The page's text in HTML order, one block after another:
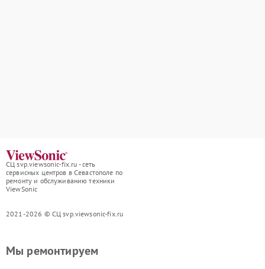
СЦ svp.viewsonic-fix.ru - сеть
сервисных центров в Севастополе по
ремонту и обслуживанию техники
ViewSonic
2021-2026 © СЦ svp.viewsonic-fix.ru
Мы ремонтируем